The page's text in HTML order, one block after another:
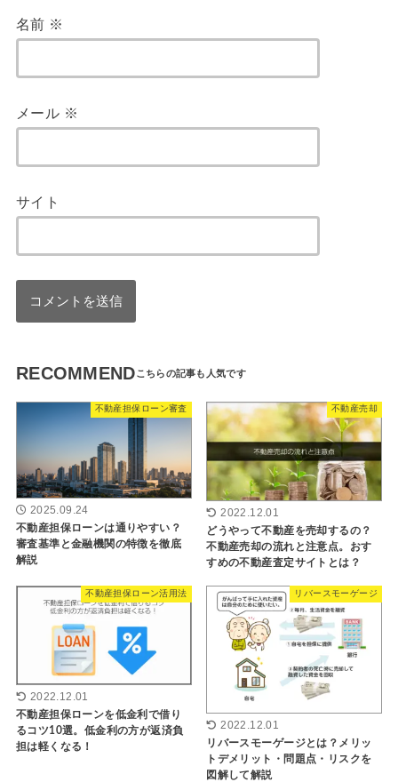
名前 ※
メール ※
サイト
RECOMMEND
不動産担保ローン審査
2025.09.24
不動産担保ローンは通りやすい？
審査基準と金融機関の特徴を徹底
解説
不動産売却
2022.12.01
どうやって不動産を売却するの？
不動産売却の流れと注意点。おす
すめの不動産査定サイトとは？
不動産担保ローン活用法
2022.12.01
不動産担保ローンを低金利で借り
るコツ10選。低金利の方が返済負
担は軽くなる！
リバースモーゲージ
2022.12.01
リバースモーゲージとは？メリッ
トデメリット・問題点・リスクを
図解して解説